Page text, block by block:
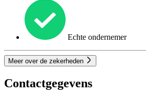
Echte ondernemer
Meer over de zekerheden
Contactgegevens